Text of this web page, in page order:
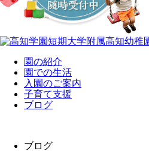
園の紹介
園での生活
入園のご案内
子育て支援
ブログ
ブログ